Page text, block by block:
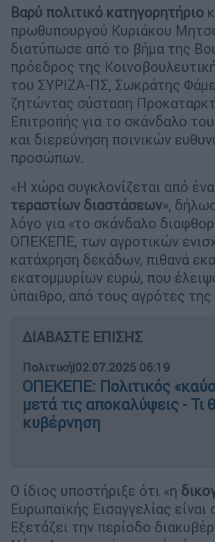
Βαρύ πολιτικό κατηγορητήριο
πρωθυπουργού Κυριάκου
διατύπωσε από το βήμα της
πρόεδρος της
του ΣΥΡΙΖΑ-ΠΣ, Σωκράτης
ζητώντας σύσταση
Επιτροπής για το σκάνδαλο
και διερεύνηση ποινικών
προσώπων.
«Η χώρα συγκλονίζεται από ένα
τεραστίων διαστάσεων»,
λόγο για «το σκάνδαλο
ΟΠΕΚΕΠΕ, των αγροτικών
κατάχρηση δεκάδων, πιθανά
εκατομμυρίων ευρώ, που
ύπαιθρο, από τους αγρότες
ΔΙΑΒΑΣΤΕ ΕΠΙΣΗΣ
Πολιτική|02.07.2025 06:19
ΟΠΕΚΕΠΕ: Πολιτικός
μετά τις αποκαλύψεις - Τι
κυβέρνηση
Ο ίδιος υποστήριξε ότι «η
Ευρωπαϊκής Εισαγγελίας είναι
Εξετάζει την περίοδο